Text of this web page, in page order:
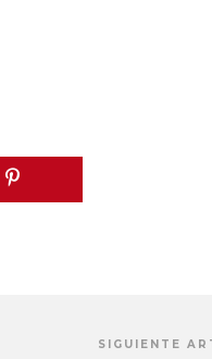
SIGUIENTE